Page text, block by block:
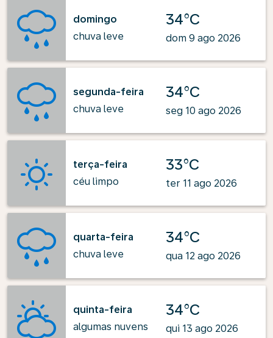
domingo
chuva leve
34°C
dom 9 ago 2026
segunda-feira
chuva leve
34°C
seg 10 ago 2026
terça-feira
céu limpo
33°C
ter 11 ago 2026
quarta-feira
chuva leve
34°C
qua 12 ago 2026
quinta-feira
algumas nuvens
34°C
qui 13 ago 2026